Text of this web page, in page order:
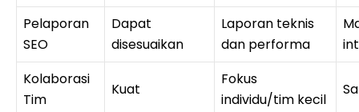
Pelaporan
SEO
Dapat
disesuaikan
Laporan teknis
dan performa
Kolaborasi
Tim
Kuat
Fokus
individu/tim kecil